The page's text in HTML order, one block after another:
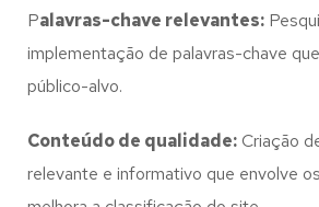
Palavras-chave relevantes:
implementação de palavras-chave
público-alvo.
Conteúdo de qualidade:Criação
relevante e informativo que envolve